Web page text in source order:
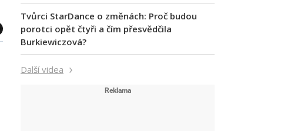
Tvůrci StarDance o změnách: Proč budou
porotci opět čtyři a čím přesvědčila
Burkiewiczová?
Další videa